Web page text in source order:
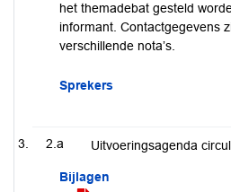
het themadebat gesteld
informant. Contactgegevens
verschillende nota’s.
Sprekers
2.a Uitvoeringsagenda
Bijlagen